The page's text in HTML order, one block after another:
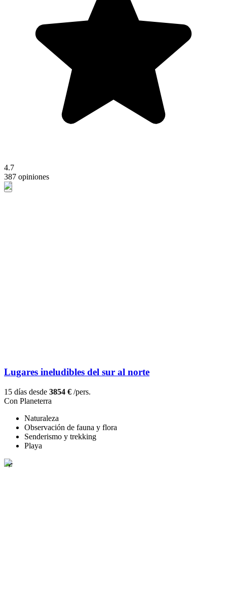
4.7
387 opiniones
Lugares ineludibles del sur al norte
15 días desde 3854 € /pers.
Con Planeterra
Naturaleza
Observación de fauna y flora
Senderismo y trekking
Playa